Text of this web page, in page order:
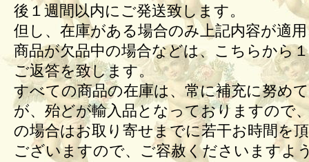
後１週間以内にご発送致します。
但し、在庫がある場合のみ上記内容が適
商品が欠品中の場合などは、こちらから
ご返答を致します。
すべての商品の在庫は、常に補充に努め
が、殆どが輸入品となっておりますので
の場合はお取り寄せまでに若干お時間を
ございますので、ご容赦くださいますよ